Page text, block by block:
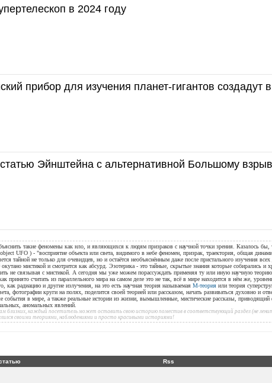
в 2024 году
прибор для изучения планет-гигантов создадут
Эйнштейна с альтернативной Большому
такие феномены как нло, и являющихся к людям призраков с научной точки зрения. Казалось бы,
UFO ) - "восприятие объекта или света, видимого в небе феномен, призрак, траектория, общая
тайной не только для очевидцев, но и остаётся необъяснённым даже после пристального изучения всех
окутано мистикой и смотрится как абсурд. Эзотерика - это тайные, скрытые знания которые собирались и
не связывая с мистикой. А сегодня мы уже можем порассуждать применяя ту или иную научную
принято считать из параллельного мира на самом деле это не так, всё в мире находится в нём же,
радиацию и другие излучения, на это есть научная теория называемаяМ-теория или теория
фотографии круги на полях, поделится своей теорией или рассказом, начать развиваться духовно и
в мире, а также реальные истории из жизни, вымышленные, мистические рассказы,
аномальных явлений.
близких, каждый посетитель может оставить свою историю поместив в соответствующий раздел (не
своими теориями, наблюдениями и просто красивыми историями!
Rss